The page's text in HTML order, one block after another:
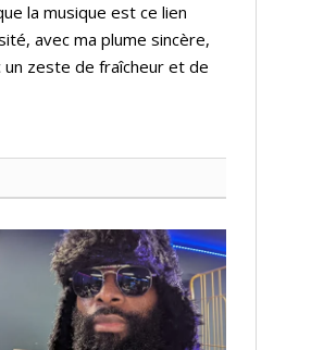
la musique est ce lien
avec ma plume sincère,
zeste de fraîcheur et de